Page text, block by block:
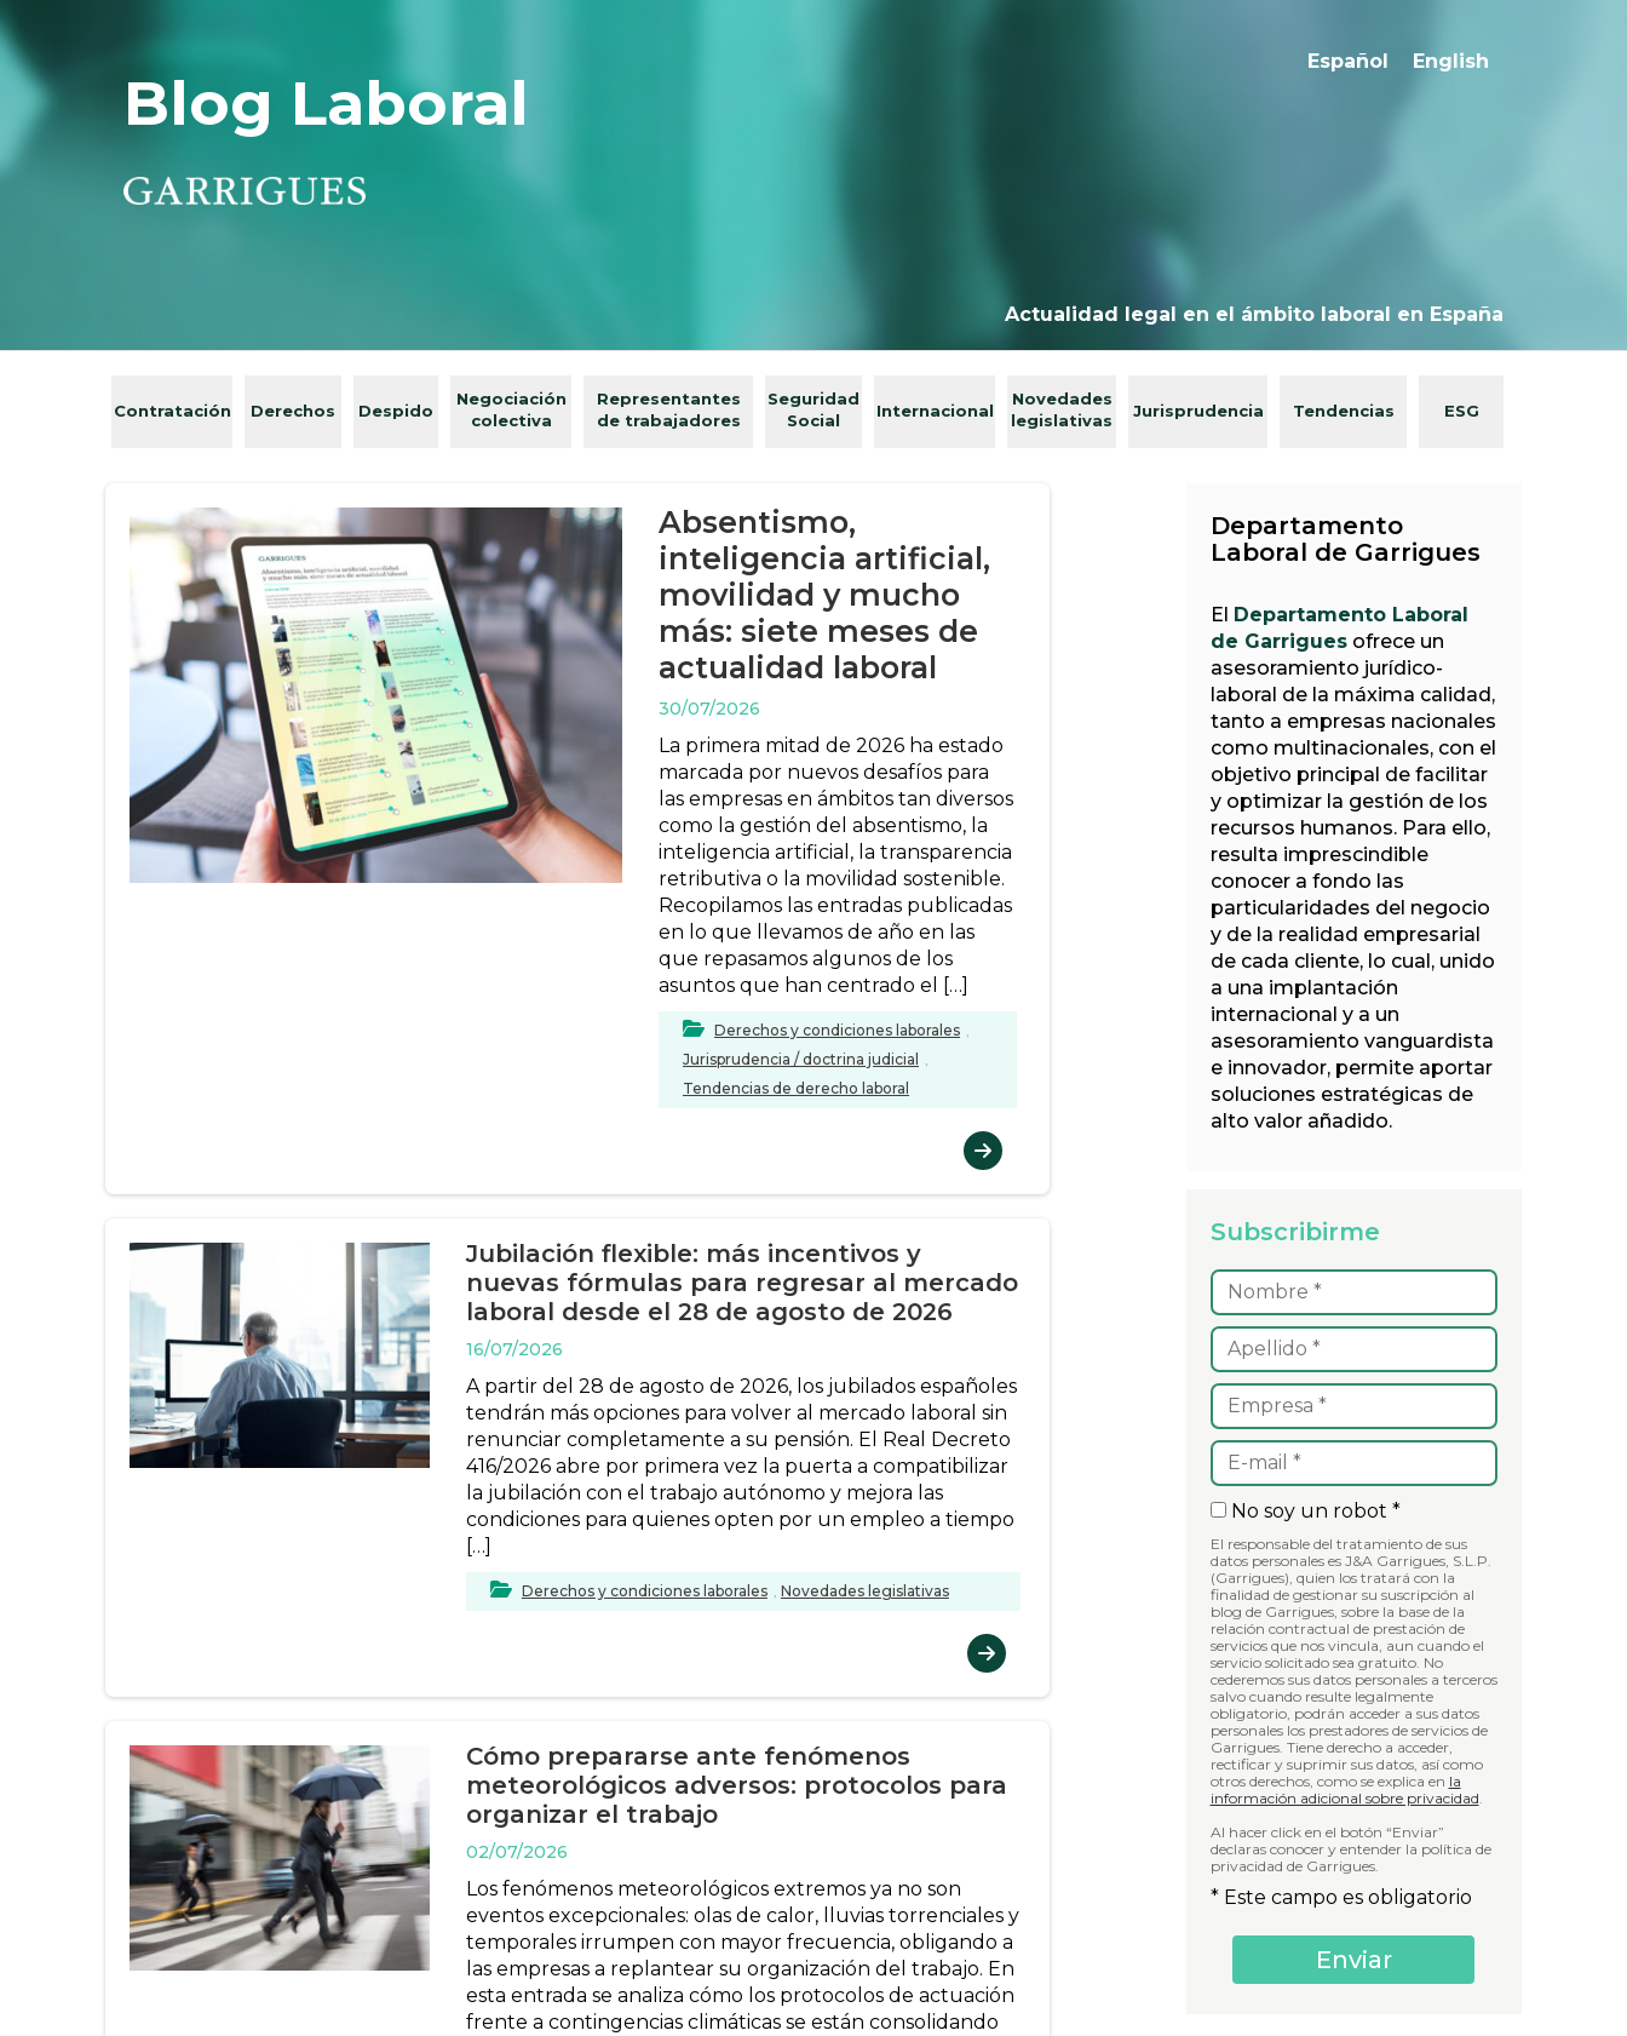
Blog Laboral
Español English
Actualidad legal en el ámbito laboral en España
Contratación Derechos Despido
Negociación
colectiva
Representantes
de trabajadores
Seguridad
Social
Internacional
Novedades
legislativas
Jurisprudencia Tendencias ESG
Absentismo,
inteligencia artificial,
movilidad y mucho
más: siete meses de
actualidad laboral
30/07/2026
La primera mitad de 2026 ha estado
marcada por nuevos desafíos para
las empresas en ámbitos tan diversos
como la gestión del absentismo, la
inteligencia artificial, la transparencia
retributiva o la movilidad sostenible.
Recopilamos las entradas publicadas
en lo que llevamos de año en las
que repasamos algunos de los
asuntos que han centrado el […]
Derechos y condiciones laborales ,
Jurisprudencia / doctrina judicial
,
Tendencias de derecho laboral
Jubilación flexible: más incentivos y
nuevas fórmulas para regresar al mercado
laboral desde el 28 de agosto de 2026
16/07/2026
A partir del 28 de agosto de 2026, los jubilados españoles
tendrán más opciones para volver al mercado laboral sin
renunciar completamente a su pensión. El Real Decreto
416/2026 abre por primera vez la puerta a compatibilizar
la jubilación con el trabajo autónomo y mejora las
condiciones para quienes opten por un empleo a tiempo
[…]
Derechos y condiciones laborales , Novedades legislativas
Cómo prepararse ante fenómenos
meteorológicos adversos: protocolos para
organizar el trabajo
02/07/2026
Los fenómenos meteorológicos extremos ya no son
eventos excepcionales: olas de calor, lluvias torrenciales y
temporales irrumpen con mayor frecuencia, obligando a
las empresas a replantear su organización del trabajo. En
esta entrada se analiza cómo los protocolos de actuación
frente a contingencias climáticas se están consolidando
Departamento
Laboral de Garrigues
El
Departamento Laboral
de Garriguesofrece un
asesoramiento jurídico-
laboral de la máxima calidad,
tanto a empresas nacionales
como multinacionales, con el
objetivo principal de facilitar
y optimizar la gestión de los
recursos humanos. Para ello,
resulta imprescindible
conocer a fondo las
particularidades del negocio
y de la realidad empresarial
de cada cliente, lo cual, unido
a una implantación
internacional y a un
asesoramiento vanguardista
e innovador, permite aportar
soluciones estratégicas de
alto valor añadido.
Subscribirme
No soy un robot *
El responsable del tratamiento de sus
datos personales es J&A Garrigues, S.L.P.
(Garrigues), quien los tratará con la
finalidad de gestionar su suscripción al
blog de Garrigues, sobre la base de la
relación contractual de prestación de
servicios que nos vincula, aun cuando el
servicio solicitado sea gratuito. No
cederemos sus datos personales a terceros
salvo cuando resulte legalmente
obligatorio, podrán acceder a sus datos
personales los prestadores de servicios de
Garrigues. Tiene derecho a acceder,
rectificar y suprimir sus datos, así como
otros derechos, como se explica en la
información adicional sobre privacidad.
Al hacer click en el botón “Enviar”
declaras conocer y entender la política de
privacidad de Garrigues.
* Este campo es obligatorio